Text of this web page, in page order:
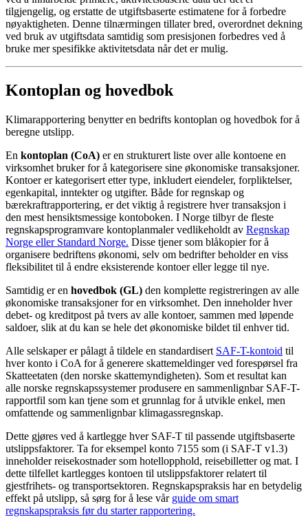
tilgjengelig, og erstatte de utgiftsbaserte estimatene for å forbedre
nøyaktigheten. Denne tilnærmingen tillater bred, overordnet dekning
ved bruk av utgiftsdata samtidig som presisjonen forbedres ved å
bruke mer spesifikke aktivitetsdata når det er mulig.
Kontoplan og hovedbok
Klimarapportering benytter en bedrifts kontoplan og hovedbok for å
beregne utslipp.
En kontoplan (CoA) er en strukturert liste over alle kontoene en
virksomhet bruker for å kategorisere sine økonomiske transaksjoner.
Kontoer er kategorisert etter type, inkludert eiendeler, forpliktelser,
egenkapital, inntekter og utgifter. Både for regnskap og
bærekraftrapportering, er det viktig å registrere hver transaksjon i
den mest hensiktsmessige kontoboken. I Norge tilbyr de fleste
regnskapsprogramvare kontoplanmaler vedlikeholdt av Regnskap
Norge eller Standard Norge. Disse tjener som blåkopier for å
organisere bedriftens økonomi, selv om bedrifter beholder en viss
fleksibilitet til å endre eksisterende kontoer eller legge til nye.
Samtidig er en hovedbok (GL) den komplette registreringen av alle
økonomiske transaksjoner for en virksomhet. Den inneholder hver
debet- og kreditpost på tvers av alle kontoer, sammen med løpende
saldoer, slik at du kan se hele det økonomiske bildet til enhver tid.
Alle selskaper er pålagt å tildele en standardisert SAF-T-kontoid til
hver konto i CoA for å generere skattemeldinger ved forespørsel fra
Skatteetaten (den norske skattemyndigheten). Som et resultat kan
alle norske regnskapssystemer produsere en sammenlignbar SAF-T-
rapportfil som kan tjene som et grunnlag for å utvikle enkel, men
omfattende og sammenlignbar klimagassregnskap.
Dette gjøres ved å kartlegge hver SAF-T til passende utgiftsbaserte
utslippsfaktorer. Ta for eksempel konto 7155 som (i SAF-T v1.3)
inneholder reisekostnader som hotellopphold, reisebilletter og mat. I
dette tilfellet kartlegges kontoen til utslippsfaktorer relatert til
gjestfrihets- og transportsektoren. Regnskapspraksis har en betydelig
effekt på utslipp, så sørg for å lese vår guide om smart
regnskapspraksis før du starter rapportering.